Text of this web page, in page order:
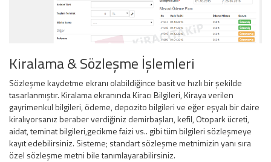
Kiralama & Sözleşme İşlemleri
Sözleşme kaydetme ekranı olabildiğince basit ve hızlı bir şekilde
tasarlanmıştır. Kiralama ekranında Kiracı Bilgileri, Kiraya verilen
gayrimenkul bilgileri, ödeme, depozito bilgileri ve eğer eşyalı bir daire
kiralıyorsanız beraber verdiğiniz demirbaşları, kefil, Otopark ücreti,
aidat, teminat bilgileri,gecikme faizi vs.. gibi tüm bilgileri sözleşmeye
kayıt edebilirsiniz. Sisteme; standart sözleşme metnimizin yanı sıra
özel sözleşme metni bile tanımlayarabilirsiniz.